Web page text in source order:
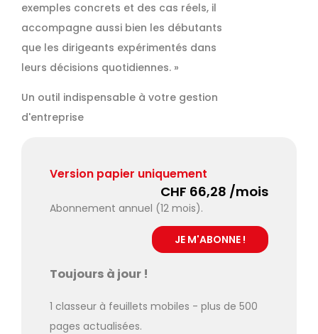
exemples concrets et des cas réels, il
accompagne aussi bien les débutants
que les dirigeants expérimentés dans
leurs décisions quotidiennes. »
Un outil indispensable à votre gestion
d'entreprise
Version papier uniquement
CHF 66,28 /mois
Abonnement annuel (12 mois).
Toujours à jour !
1 classeur à feuillets mobiles - plus de 500
pages actualisées.